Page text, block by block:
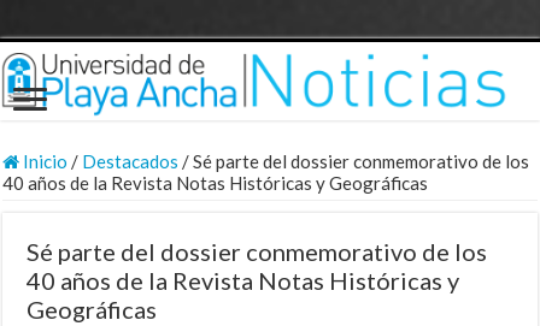
Inicio / Destacados /Sé parte del dossier conmemorativo de los
40 años de la Revista Notas Históricas y Geográficas
Sé parte del dossier conmemorativo de los
40 años de la Revista Notas Históricas y
Geográficas